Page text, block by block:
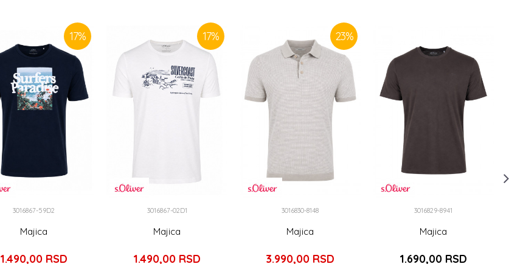
17%
3016867-59D2
Majica
1.490,00 RSD
17%
3016867-02D1
Majica
1.490,00 RSD
23%
3016830-8148
Majica
3.990,00 RSD
3016829-8941
Majica
1.690,00 RSD